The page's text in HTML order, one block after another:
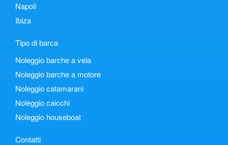
Napoli
Ibiza
Tipo di barca
Noleggio barche a vela
Noleggio barche a motore
Noleggio catamarani
Noleggio caicchi
Noleggio houseboat
Contatti